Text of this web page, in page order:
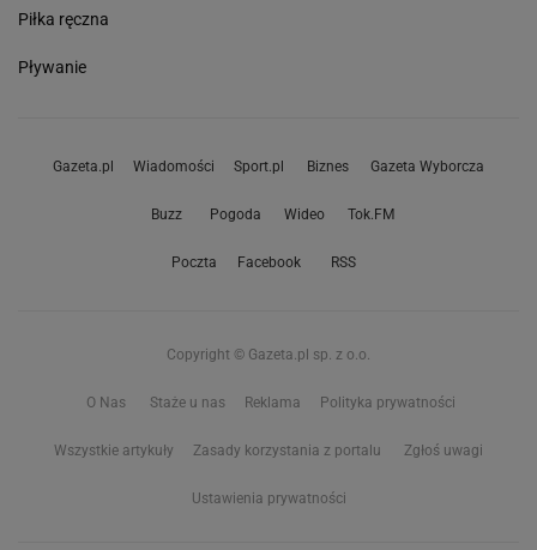
Piłka ręczna
Pływanie
Gazeta.pl Wiadomości Sport.pl Biznes Gazeta Wyborcza
Buzz Pogoda Wideo Tok.FM
Poczta Facebook RSS
Copyright © Gazeta.pl sp. z o.o.
O Nas Staże u nas Reklama Polityka prywatności
Wszystkie artykuły Zasady korzystania z portalu Zgłoś uwagi
Ustawienia prywatności